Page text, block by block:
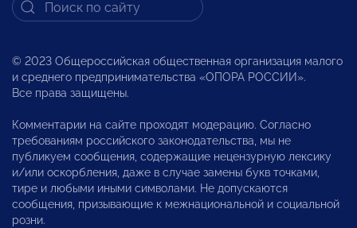
© 2023 Общероссийская общественная организация малого
и среднего предпринимательства «ОПОРА РОССИИ».
Все права защищены.
Комментарии на сайте проходят модерацию. Согласно
требованиям российского законодательства, мы не
публикуем сообщения, содержащие нецензурную лексику
и/или оскорбления, даже в случае замены букв точками,
тире и любыми иными символами. Не допускаются
сообщения, призывающие к межнациональной и социальной
розни.